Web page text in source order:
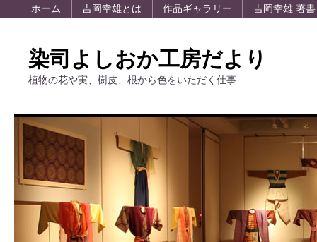
ホーム 吉岡幸雄とは 作品ギャラリー 吉岡幸雄 著書
染司よしおか工房だより
植物の花や実、樹皮、根から色をいただく仕事